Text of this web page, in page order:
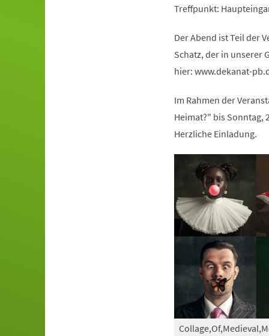
Treffpunkt:
Der Abend ist Teil der
Schatz, der in unserer
hier: www.dekanat-
Im Rahmen der
Heimat?" bis Sonntag,
Herzliche Einladung.